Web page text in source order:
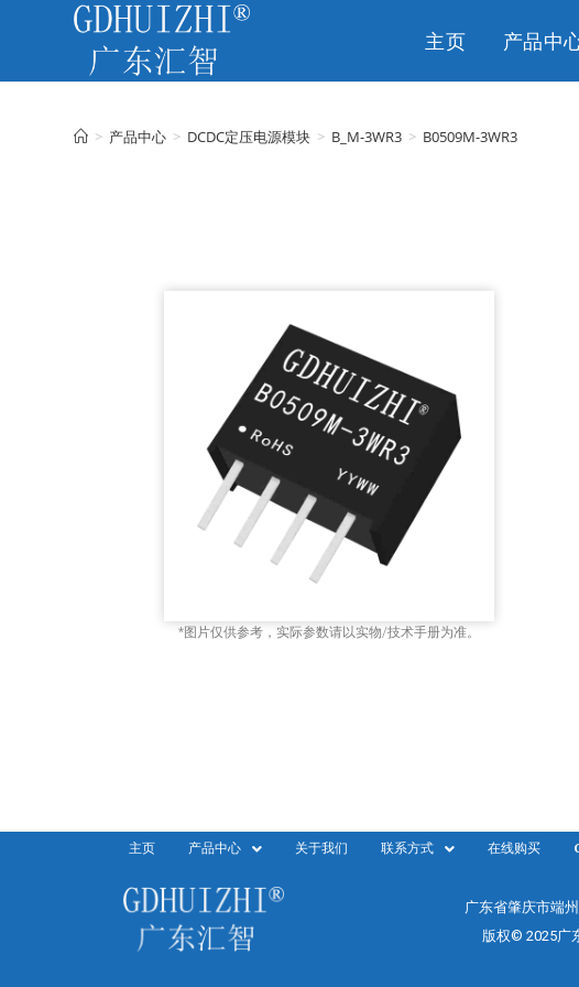
主页 产品中
> 产品中心 > DCDC定压电源模块 > B_M-3WR3 > B0509M-3WR3
*图片仅供参考，实际参数请以实物/技术手册为准。
主页 产品中心 关于我们 联系方式 在线购买
广东省肇庆市端
版权© 2025广